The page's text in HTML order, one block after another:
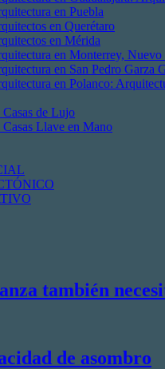
en Puebla
en Querétaro
en Mérida
en Monterrey,
en San Pedro Garza
en Polanco:
de Lujo
Llave en Mano
también
de asombro